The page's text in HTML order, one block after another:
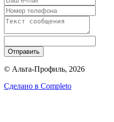
Отправить
© Альта-Профиль, 2026
Сделано в Completo